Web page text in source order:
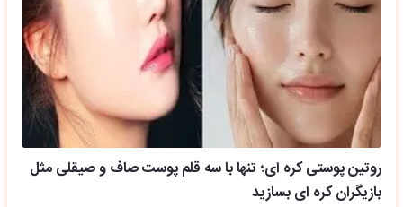
روتین پوستی کره ای؛ تنها با سه قلم پوست صاف و صیقلی مثل
بازیگران کره ای بسازید